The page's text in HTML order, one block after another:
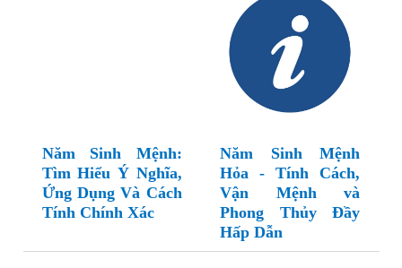
Năm Sinh Mệnh:
Tìm Hiểu Ý Nghĩa,
Ứng Dụng Và Cách
Tính Chính Xác
Năm Sinh Mệnh
Hỏa - Tính Cách,
Vận Mệnh và
Phong Thủy Đầy
Hấp Dẫn